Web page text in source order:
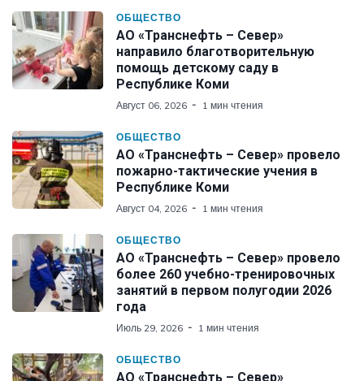
ОБЩЕСТВО
АО «Транснефть – Север»
направило благотворительную
помощь детскому саду в
Республике Коми
Август 06, 2026 1 мин чтения
ОБЩЕСТВО
АО «Транснефть – Север» провело
пожарно-тактические учения в
Республике Коми
Август 04, 2026 1 мин чтения
ОБЩЕСТВО
АО «Транснефть – Север» провело
более 260 учебно-тренировочных
занятий в первом полугодии 2026
года
Июль 29, 2026 1 мин чтения
ОБЩЕСТВО
АО «Транснефть – Север»